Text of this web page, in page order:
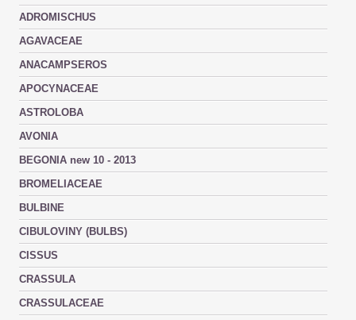
ADROMISCHUS
AGAVACEAE
ANACAMPSEROS
APOCYNACEAE
ASTROLOBA
AVONIA
BEGONIA new 10 - 2013
BROMELIACEAE
BULBINE
CIBULOVINY (BULBS)
CISSUS
CRASSULA
CRASSULACEAE